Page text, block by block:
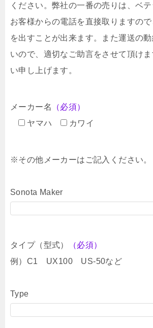
ください。弊社の一番の売りは、ベ
お客様からの電話を直接取りますの
を出すことが出来ます。また運送の
いので、適切なご助言をさせて頂け
い申し上げます。
メーカー名
（必須）
ヤマハ
カワイ
※その他メーカーはご記入ください。
Sonota Maker
タイプ（型式）
（必須）
例）C1 UX100 US-50など
Type